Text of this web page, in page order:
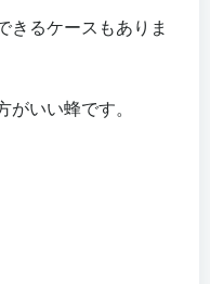
きるケースもありま
いい蜂です。